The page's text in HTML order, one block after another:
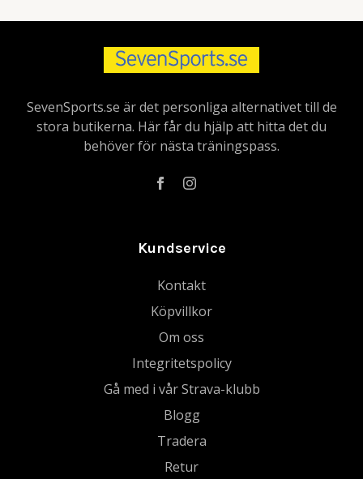
SevenSports.se är det personliga alternativet till de
stora butikerna. Här får du hjälp att hitta det du
behöver för nästa träningspass.
Kundservice
Kontakt
Köpvillkor
Om oss
Integritetspolicy
Gå med i vår Strava-klubb
Blogg
Tradera
Retur